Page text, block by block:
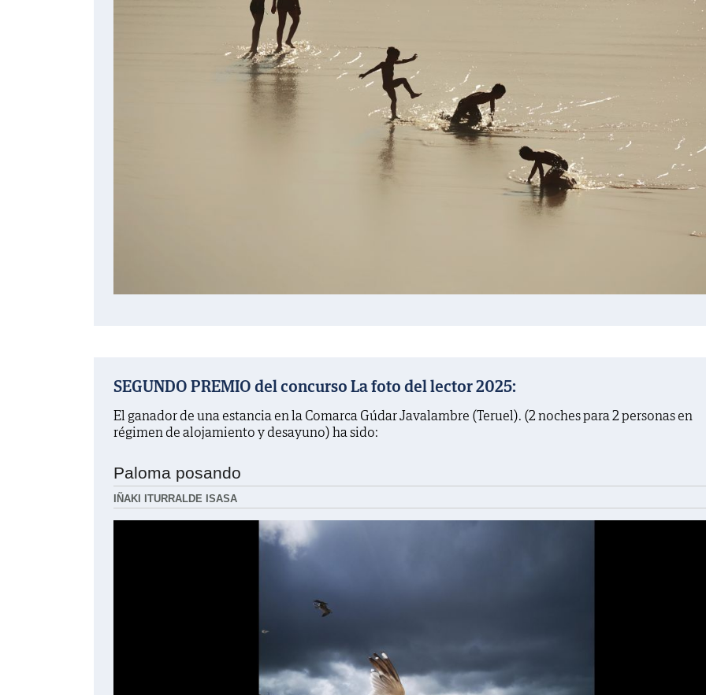
SEGUNDO PREMIO del concurso La foto del lector 2025:
El ganador de una estancia en la Comarca Gúdar Javalambre (Teruel). (2 noches para 2 personas en
régimen de alojamiento y desayuno) ha sido:
Paloma posando
IÑAKI ITURRALDE ISASA